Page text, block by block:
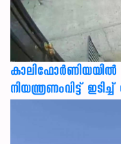
നിയന്ത്രണംവിട്ട്